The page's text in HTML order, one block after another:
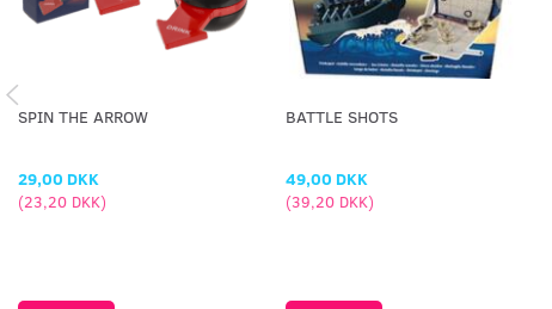
SPIN THE ARROW
29,00 DKK
(23,20 DKK)
BATTLE SHOTS
49,00 DKK
(39,20 DKK)